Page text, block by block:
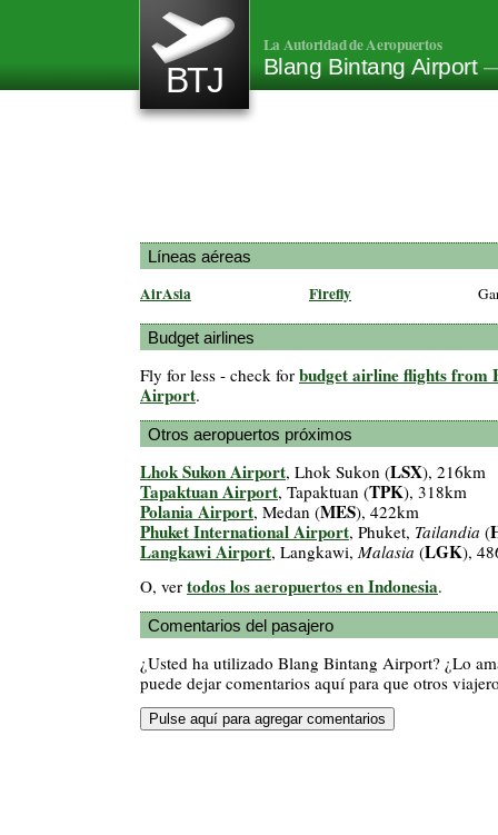
BTJ
La Autoridad de Aeropuertos
Blang Bintang Airport
Líneas aéreas
AirAsia Firefly
Budget airlines
Fly for less - check for budget airline flights from
Airport.
Otros aeropuertos próximos
Lhok Sukon Airport, Lhok Sukon (LSX), 216km
Tapaktuan Airport, Tapaktuan (TPK), 318km
Polania Airport, Medan (MES), 422km
Phuket International Airport, Phuket, Tailandia (
Langkawi Airport, Langkawi, Malasia (LGK),
O, ver todos los aeropuertos en Indonesia.
Comentarios del pasajero
¿Usted ha utilizado Blang Bintang Airport? ¿Lo
puede dejar comentarios aquí para que otros